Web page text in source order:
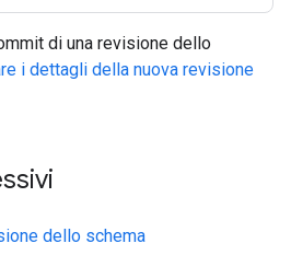
di una revisione dello
i dettagli della nuova revisione
dello schema